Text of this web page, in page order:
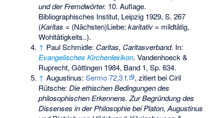
und der Fremdwörter. 10. Auflage.
Bibliographisches Institut, Leipzig 1929, S. 267
(Karitas = (Nächsten)Liebe;karitativ = mildtätig,
Wohltätigkeits..).
↑ Paul Schmidle: Caritas, Caritasverband. In:
Evangelisches Kirchenlexikon. Vandenhoeck &
Ruprecht, Göttingen 1984, Band 1, Sp. 634.
↑ Augustinus:Sermo 72,3 f.
, zitiert bei Ciril
Rütsche:Die ethischen Bedingungen des
philosophischen Erkennens. Zur Begründung des
Dissenses in der Philosophie bei Platon, Augustinus